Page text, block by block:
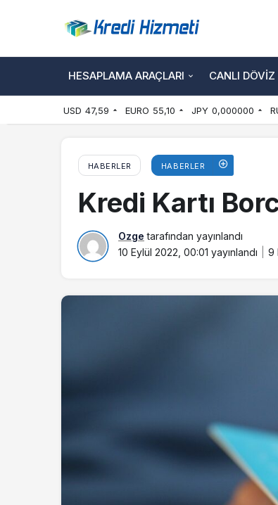
HESAPLAMA ARAÇLARI CANLI DÖVIZ
USD 47,59 EURO 55,10 JPY 0,000000
HABERLER HABERLER
Kredi Kartı
Ozge tarafından yayınlandı
10 Eylül 2022, 00:01 yayınlandı 9